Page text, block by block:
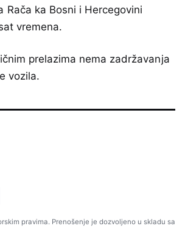
Rača ka Bosni i Hercegovini
vremena.
prelazima nema zadržavanja
vozila.
pravima. Prenošenje je dozvoljeno u skladu sa